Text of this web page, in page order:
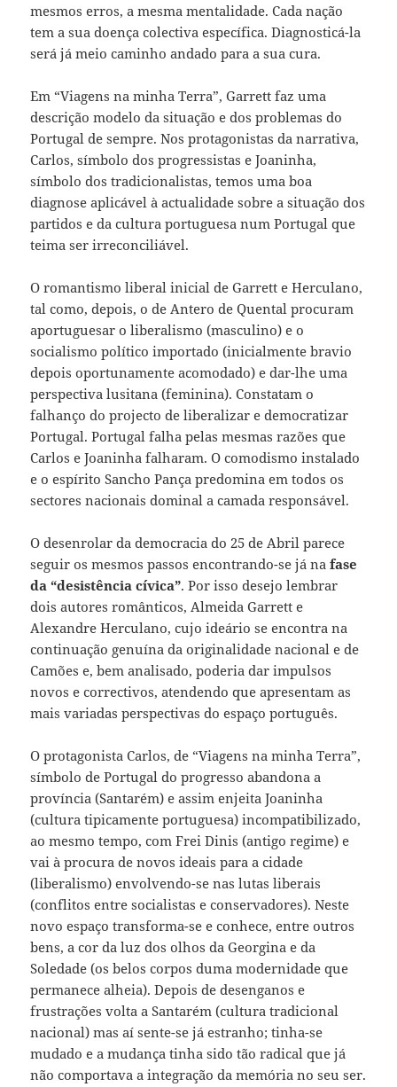
mesmos erros, a mesma mentalidade. Cada nação
tem a sua doença colectiva específica. Diagnosticá-la
será já meio caminho andado para a sua cura.
Em “Viagens na minha Terra”, Garrett faz uma
descrição modelo da situação e dos problemas do
Portugal de sempre. Nos protagonistas da narrativa,
Carlos, símbolo dos progressistas e Joaninha,
símbolo dos tradicionalistas, temos uma boa
diagnose aplicável à actualidade sobre a situação dos
partidos e da cultura portuguesa num Portugal que
teima ser irreconciliável.
O romantismo liberal inicial de Garrett e Herculano,
tal como, depois, o de Antero de Quental procuram
aportuguesar o liberalismo (masculino) e o
socialismo político importado (inicialmente bravio
depois oportunamente acomodado) e dar-lhe uma
perspectiva lusitana (feminina). Constatam o
falhanço do projecto de liberalizar e democratizar
Portugal. Portugal falha pelas mesmas razões que
Carlos e Joaninha falharam. O comodismo instalado
e o espírito Sancho Pança predomina em todos os
sectores nacionais dominal a camada responsável.
O desenrolar da democracia do 25 de Abril parece
seguir os mesmos passos encontrando-se já nafase
da “desistência cívica”. Por isso desejo lembrar
dois autores românticos, Almeida Garrett e
Alexandre Herculano, cujo ideário se encontra na
continuação genuína da originalidade nacional e de
Camões e, bem analisado, poderia dar impulsos
novos e correctivos, atendendo que apresentam as
mais variadas perspectivas do espaço português.
O protagonista Carlos, de “Viagens na minha Terra”,
símbolo de Portugal do progresso abandona a
província (Santarém) e assim enjeita Joaninha
(cultura tipicamente portuguesa) incompatibilizado,
ao mesmo tempo, com Frei Dinis (antigo regime) e
vai à procura de novos ideais para a cidade
(liberalismo) envolvendo-se nas lutas liberais
(conflitos entre socialistas e conservadores). Neste
novo espaço transforma-se e conhece, entre outros
bens, a cor da luz dos olhos da Georgina e da
Soledade (os belos corpos duma modernidade que
permanece alheia). Depois de desenganos e
frustrações volta a Santarém (cultura tradicional
nacional) mas aí sente-se já estranho; tinha-se
mudado e a mudança tinha sido tão radical que já
não comportava a integração da memória no seu ser.